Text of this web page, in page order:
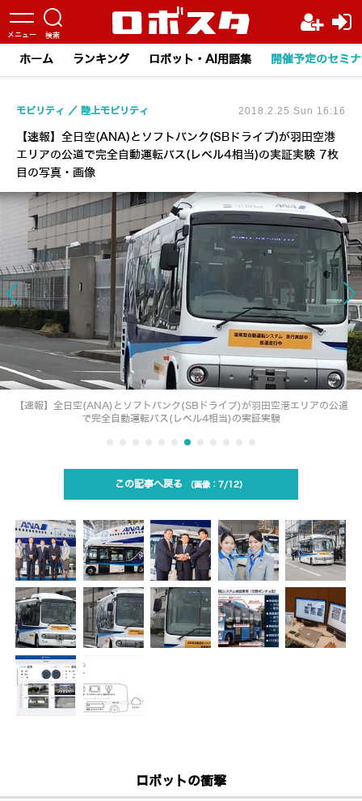
ホーム ランキング ロボット・AI用語集 開催予定のセミ
【速報】全日空(ANA)とソフトバンク(SBドライブ)が羽田空港
エリアの公道で完全自動運転バス(レベル4相当)の実証実験 7枚
目の写真・画像
モビリティ 陸上モビリティ 2018.2.25 Sun 16:16
【速報】全日空(ANA)とソフトバンク(SBドライブ)が羽田空港エリアの公道
で完全自動運転バス(レベル4相当)の実証実験
この記事へ戻る 7/12
ロボットの衝撃